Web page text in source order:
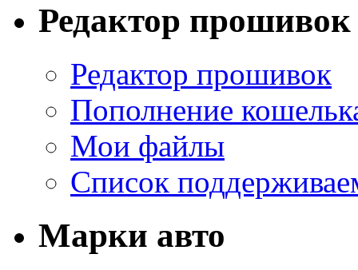
Редактор прошивок
Редактор прошивок
Пополнение
Мои файлы
Список
Марки авто